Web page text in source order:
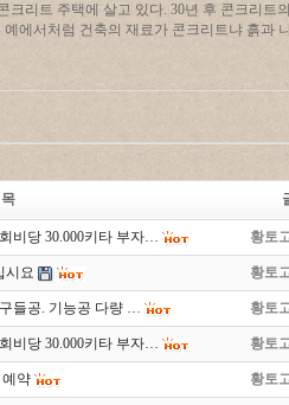
크리트 주택에 살고 있다. 30년 후 콘크리트
에서처럼 건축의 재료가 콘크리트냐 흙과
비당 30.000키타 부자… 황토
시요 황토
들공. 기능공 다량 … 황토
비당 30.000키타 부자… 황토
약 황토